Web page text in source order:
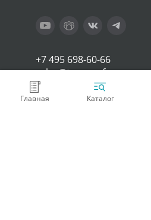
Главная Каталог
+7 495 698-60-66
sales@trueconf.ru